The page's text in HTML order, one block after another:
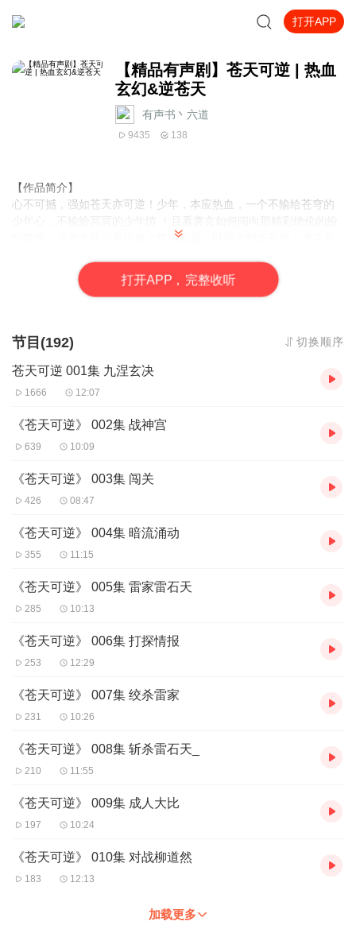
打开APP
【精品有声剧】苍天可逆 | 热血
玄幻&逆苍天
有声书丶六道
9435 138
【作品简介】
心不可撼，强如苍天亦可逆！少年，本应热血，一个不输给苍穹的
纭世界。强者之路可有坦途？世尘寥寥，以我之剑逆苍穹！凌笑苍
【作者简介】
打开APP，完整收听
节目(192) 切换顺序
苍天可逆 001集 九涅玄决
1666 12:07
《苍天可逆》 002集 战神宫
639 10:09
《苍天可逆》 003集 闯关
426 08:47
《苍天可逆》 004集 暗流涌动
355 11:15
《苍天可逆》 005集 雷家雷石天
285 10:13
《苍天可逆》 006集 打探情报
253 12:29
《苍天可逆》 007集 绞杀雷家
231 10:26
《苍天可逆》 008集 斩杀雷石天_
210 11:55
《苍天可逆》 009集 成人大比
197 10:24
《苍天可逆》 010集 对战柳道然
183 12:13
加载更多